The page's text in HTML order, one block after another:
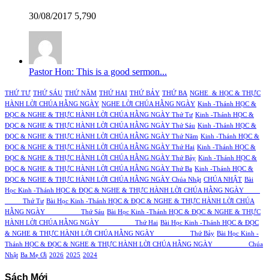
30/08/2017 5,790
Pastor Hon: This is a good sermon...
THỨ TƯ THỨ SÁU THỨ NĂM THỨ HAI THỨ BẢY THỨ BA NGHE & HỌC & THỰC
HÀNH LỜI CHÚA HẰNG NGÀY NGHE LỜI CHÚA HẰNG NGÀY Kinh -Thánh HỌC &
ĐỌC & NGHE & THỰC HÀNH LỜI CHÚA HẰNG NGÀY Thứ Tư Kinh -Thánh HỌC &
ĐỌC & NGHE & THỰC HÀNH LỜI CHÚA HẰNG NGÀY Thứ Sáu Kinh -Thánh HỌC &
ĐỌC & NGHE & THỰC HÀNH LỜI CHÚA HẰNG NGÀY Thứ Năm Kinh -Thánh HỌC &
ĐỌC & NGHE & THỰC HÀNH LỜI CHÚA HẰNG NGÀY Thứ Hai Kinh -Thánh HỌC &
ĐỌC & NGHE & THỰC HÀNH LỜI CHÚA HẰNG NGÀY Thứ Bảy Kinh -Thánh HỌC &
ĐỌC & NGHE & THỰC HÀNH LỜI CHÚA HẰNG NGÀY Thứ Ba Kinh -Thánh HỌC &
ĐỌC & NGHE & THỰC HÀNH LỜI CHÚA HẰNG NGÀY Chúa Nhật CHÚA NHẬT Bài
Học Kinh -Thánh HỌC & ĐỌC & NGHE & THỰC HÀNH LỜI CHÚA HẰNG NGÀY
Thứ Tư Bài Học Kinh -Thánh HỌC & ĐỌC & NGHE & THỰC HÀNH LỜI CHÚA
HẰNG NGÀY Thứ Sáu Bài Học Kinh -Thánh HỌC & ĐỌC & NGHE & THỰC
HÀNH LỜI CHÚA HẰNG NGÀY Thứ Hai Bài Học Kinh -Thánh HỌC & ĐỌC
& NGHE & THỰC HÀNH LỜI CHÚA HẰNG NGÀY Thứ Bảy Bài Học Kinh -
Thánh HỌC & ĐỌC & NGHE & THỰC HÀNH LỜI CHÚA HẰNG NGÀY Chúa
Nhật Ba Mẹ Ơi 2026 2025 2024
Sách Mới